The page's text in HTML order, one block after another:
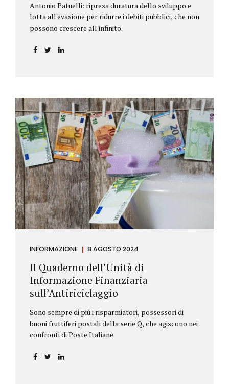
Antonio Patuelli: ripresa duratura dello sviluppo e
lotta all'evasione per ridurre i debiti pubblici, che non
possono crescere all'infinito.
INFORMAZIONE 8 AGOSTO 2024
Il Quaderno dell’Unità di
Informazione Finanziaria
sull’Antiriciclaggio
Sono sempre di più i risparmiatori, possessori di
buoni fruttiferi postali della serie Q, che agiscono nei
confronti di Poste Italiane.